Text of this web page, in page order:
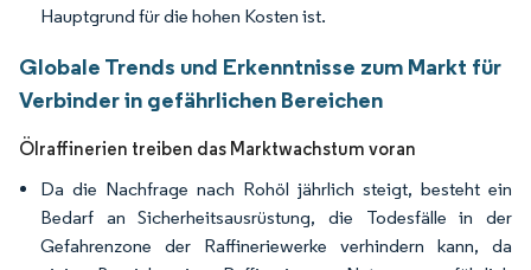
Hauptgrund für die hohen Kosten ist.
Globale Trends und Erkenntnisse zum Markt für
Verbinder in gefährlichen Bereichen
Ölraffinerien treiben das Marktwachstum voran
Da die Nachfrage nach Rohöl jährlich steigt, besteht ein
Bedarf an Sicherheitsausrüstung, die Todesfälle in der
Gefahrenzone der Raffineriewerke verhindern kann, da